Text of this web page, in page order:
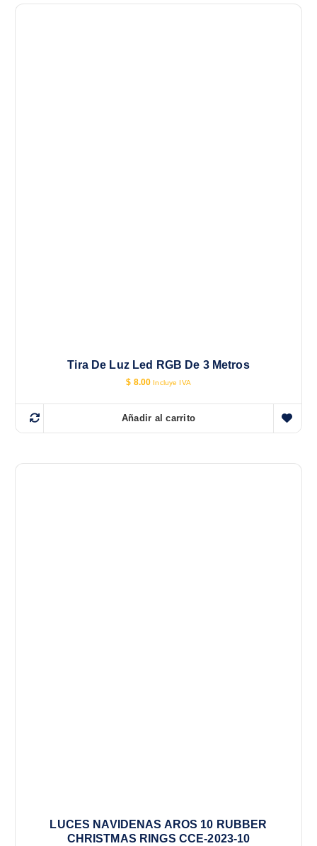
Tira De Luz Led RGB De 3 Metros
$ 8.00 Incluye IVA
Añadir al carrito
LUCES NAVIDENAS AROS 10 RUBBER
CHRISTMAS RINGS CCE-2023-10